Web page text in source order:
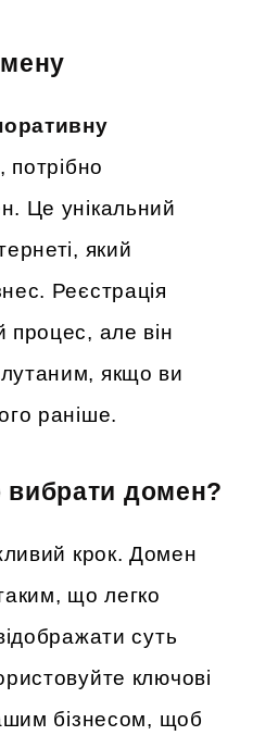
, потрібно
Це унікальний
який
Реєстрація
але він
якщо ви
раніше.
домен?
крок. Домен
що легко
суть
ключові
бізнесом, щоб